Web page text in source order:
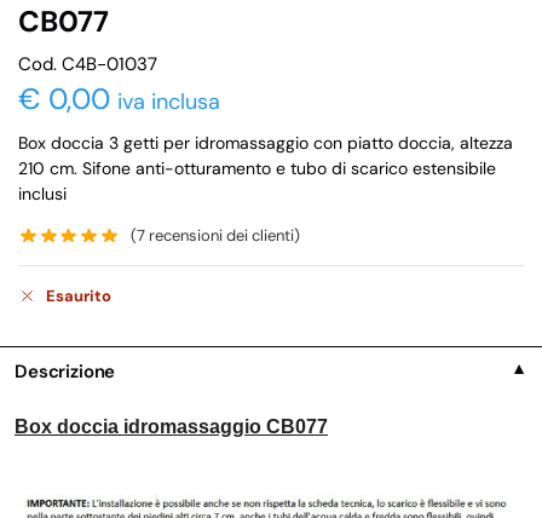
CB077
Cod. C4B-01037
€ 0,00 iva inclusa
Box doccia 3 getti per idromassaggio con piatto doccia, altezza
210 cm. Sifone anti-otturamento e tubo di scarico estensibile
inclusi
(7 recensioni dei clienti)
Esaurito
Descrizione ▼
Box doccia idromassaggio CB077